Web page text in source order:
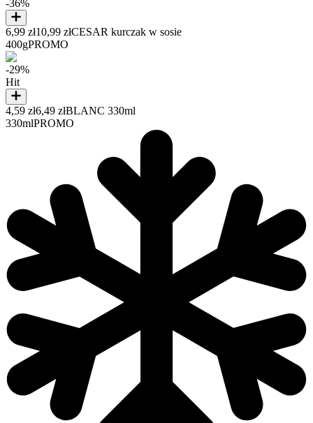
-36%
6,99 zł10,99 złCESAR kurczak w sosie
400gPROMO
-29%
Hit
4,59 zł6,49 złBLANC 330ml
330mlPROMO